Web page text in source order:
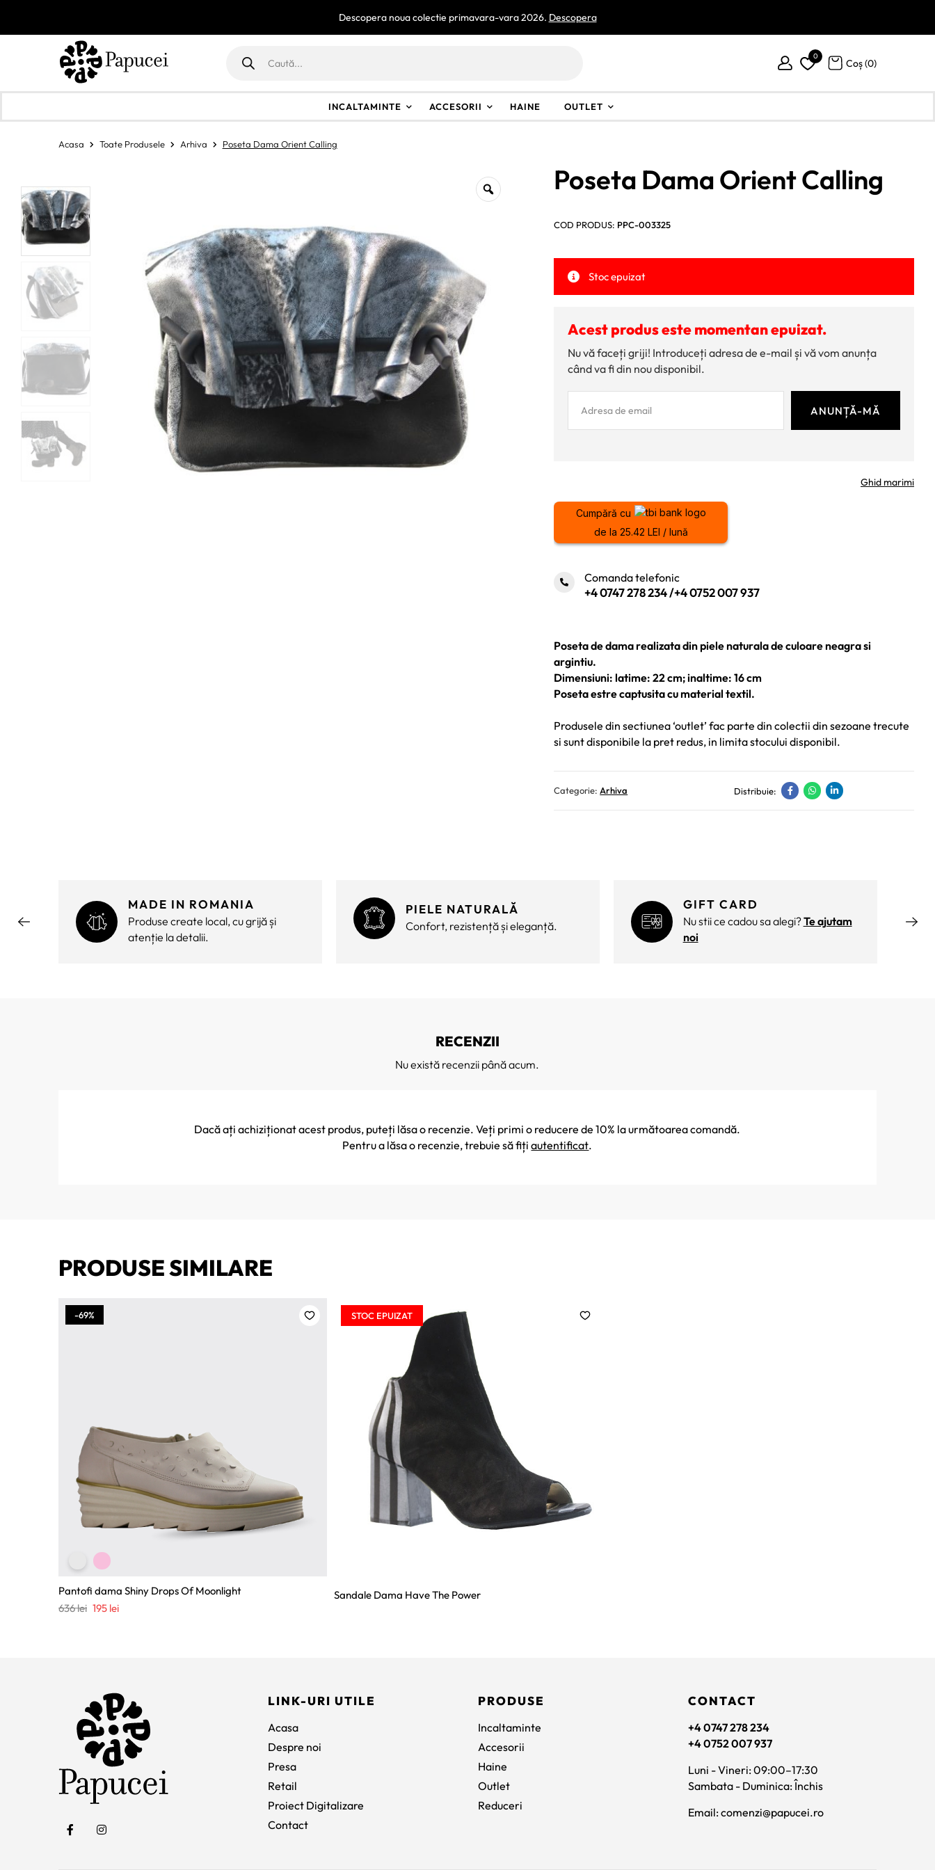
Descopera noua colectie primavara-vara 2026. Descopera
search
0
Coș (0)
INCALTAMINTE ACCESORII HAINE OUTLET
Acasa Toate Produsele Arhiva Poseta Dama Orient Calling
Poseta Dama Orient Calling
COD PRODUS: PPC-003325
Stoc epuizat
Acest produs este momentan epuizat.
Nu vă faceți griji! Introduceți adresa de e-mail și vă vom anunța
când va fi din nou disponibil.
Ghid marimi
Cumpără cu
de la 25.42 LEI / lună
Comanda telefonic
+4 0747 278 234/+4 0752 007 937
Poseta de dama realizata din piele naturala de culoare neagra si
argintiu.
Dimensiuni: latime: 22 cm; inaltime: 16 cm
Poseta estre captusita cu material textil.
Produsele din sectiunea ‘outlet’ fac parte din colectii din sezoane trecute
si sunt disponibile la pret redus, in limita stocului disponibil.
Categorie: Arhiva Distribuie:
MADE IN ROMANIA
Produse create local, cu grijă și
atenție la detalii.
PIELE NATURALĂ
Confort, rezistență și eleganță.
GIFT CARD
Nu stii ce cadou sa alegi?Te ajutam
noi
RECENZII
Nu există recenzii până acum.
Dacă ați achiziționat acest produs, puteți lăsa o recenzie. Veți primi o reducere de 10% la următoarea comandă.
Pentru a lăsa o recenzie, trebuie să fițiautentificat.
PRODUSE SIMILARE
-69%
Pantofi dama Shiny Drops Of Moonlight
636lei Prețul
195 leiPrețul
STOC EPUIZAT
Sandale Dama Have The Power
LINK-URI UTILE
Acasa
Despre noi
Presa
Retail
Proiect Digitalizare
Contact
PRODUSE
Incaltaminte
Accesorii
Haine
Outlet
Reduceri
CONTACT
+4 0747 278 234
+4 0752 007 937
Luni - Vineri: 09:00–17:30
Sambata - Duminica: Închis
Email: comenzi@papucei.ro